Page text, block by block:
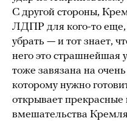
С другой стороны,
ЛДПР для кого-то еще,
убрать — и тот знает,
него это страшнейшая
тоже завязана на
которому нужно
открывает
вмешательства